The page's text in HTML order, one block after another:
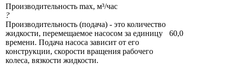
Производительность max, м³/час
?
Производительность (подача) - это количество
жидкости, перемещаемое насосом за единицу
времени. Подача насоса зависит от его
конструкции, скорости вращения рабочего
колеса, вязкости жидкости.
60,0